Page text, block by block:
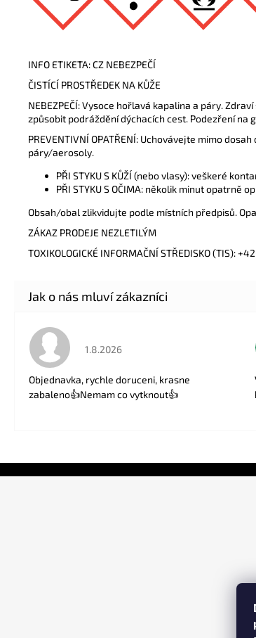
INFO ETIKETA: CZ NEBEZPEČÍ
ČISTÍCÍ PROSTŘEDEK NA KŮŽE
NEBEZPEČÍ: Vysoce hořlavá kapalina a páry.
způsobit podráždění dýchacích cest. Podezření na
PREVENTIVNÍ OPATŘENÍ: Uchovávejte mimo
páry/aerosoly.
PŘI STYKU S KŮŽÍ (nebo vlasy): veškeré
PŘI STYKU S OČIMA: několik minut
Obsah/obal zlikvidujte podle místních předpisů.
ZÁKAZ PRODEJE NEZLETILÝM
TOXIKOLOGICKÉ INFORMAČNÍ STŘEDISKO (TIS):
Hodnocení obchodu je 5 z 5 hvězdiček.
1.8.2026
Objednavka, rychle doruceni, krasne
zabaleno👍Nemam co vytknout👍